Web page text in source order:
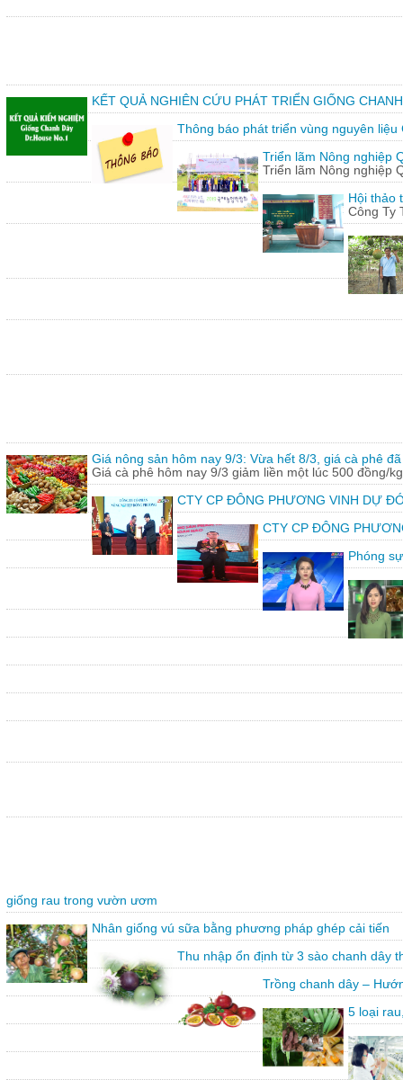
KẾT QUẢ NGHIÊN CỨU PHÁT TRIỂN GIỐNG
Thông báo phát triển vùng nguyên liệu
Triển lãm Nông nghiệp
Triển lãm Nông nghiệp
Hội thảo
Công Ty
Giá nông sản hôm nay 9/3: Vừa hết 8/3, giá cà phê
Giá cà phê hôm nay 9/3 giảm liền một lúc 500 đồng/
CTY CP ĐÔNG PHƯƠNG VINH DỰ
CTY CP ĐÔNG
Phóng
giống rau trong vườn ươm
Nhân giống vú sữa bằng phương pháp ghép cải tiến
Thu nhập ổn định từ 3 sào chanh dây
Trồng chanh dây –
5 loại